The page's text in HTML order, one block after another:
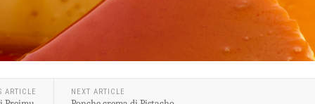
ARTICLE NEXT ARTICLE